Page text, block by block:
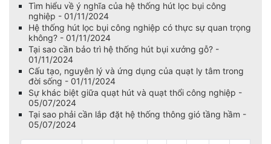
Tìm hiểu về ý nghĩa của hệ thống hút lọc bụi công
nghiệp - 01/11/2024
Hệ thống hút lọc bụi công nghiệp có thực sự quan trọng
không? - 01/11/2024
Tại sao cần bảo trì hệ thống hút bụi xưởng gỗ? -
01/11/2024
Cấu tạo, nguyên lý và ứng dụng của quạt ly tâm trong
đời sống - 01/11/2024
Sự khác biệt giữa quạt hút và quạt thổi công nghiệp -
05/07/2024
Tại sao phải cần lắp đặt hệ thống thông gió tầng hầm -
05/07/2024